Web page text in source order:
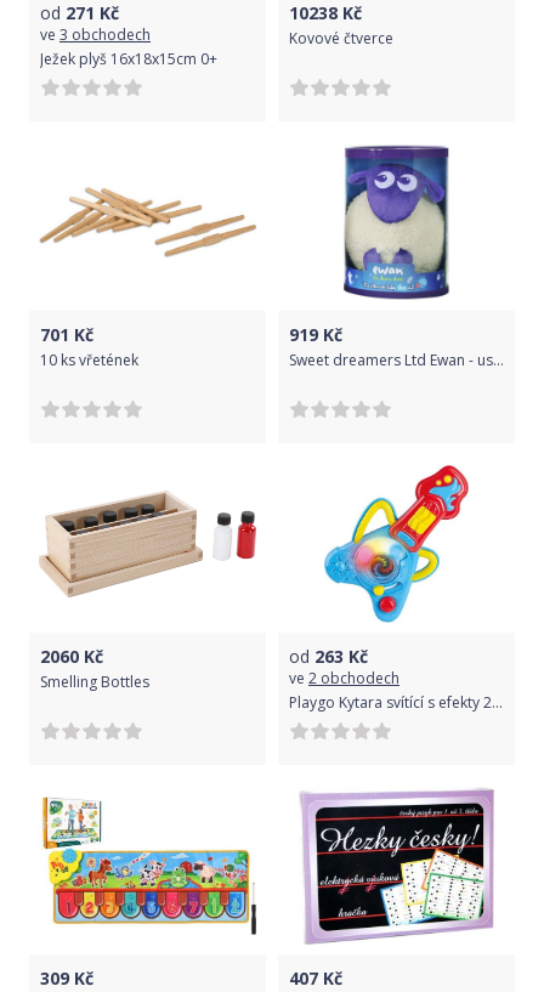
od 271 Kč
ve 3 obchodech
Ježek plyš 16x18x15cm 0+
10238 Kč
Kovové čtverce
701 Kč
10 ks vřetének
919 Kč
Sweet dreamers Ltd Ewan - uspávací ovečka - fialová
2060 Kč
Smelling Bottles
od 263 Kč
ve 2 obchodech
Playgo Kytara svítící s efekty 27 cm
309 Kč 407 Kč